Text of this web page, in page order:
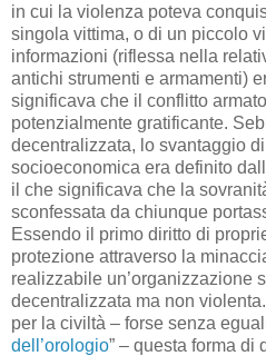
in cui la violenza poteva
singola vittima, o di un piccolo
informazioni (riflessa nella
antichi strumenti e armamenti)
significava che il conflitto
potenzialmente gratificante.
decentralizzata, lo svantaggio
socioeconomica era definito
il che significava che la
sconfessata da chiunque
Essendo il primo diritto di
protezione attraverso la
realizzabile un’organizzazione
decentralizzata ma non
per la civiltà – forse senza
dell’orologio” – questa forma di